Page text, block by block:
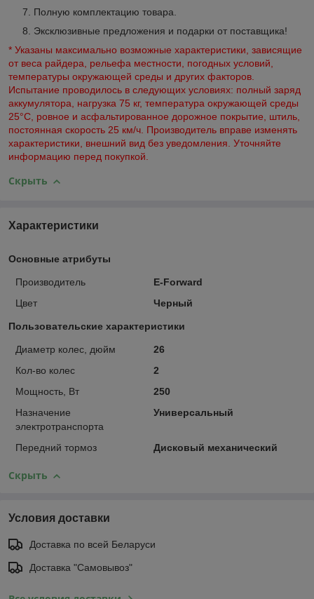
Полную комплектацию товара.
Эксклюзивные предложения и подарки от поставщика!
* Указаны максимально возможные характеристики, зависящие
от веса райдера, рельефа местности, погодных условий,
температуры окружающей среды и других факторов.
Испытание проводилось в следующих условиях: полный заряд
аккумулятора, нагрузка 75 кг, температура окружающей среды
25°C, ровное и асфальтированное дорожное покрытие, штиль,
постоянная скорость 25 км/ч. Производитель вправе изменять
характеристики, внешний вид без уведомления. Уточняйте
информацию перед покупкой.
Скрыть
Характеристики
Основные атрибуты
Производитель
E-Forward
Цвет
Черный
Пользовательские характеристики
Диаметр колес, дюйм
26
Кол-во колес
2
Мощность, Вт
250
Назначение
электротранспорта
Универсальный
Передний тормоз Дисковый механический
Скрыть
Условия доставки
Доставка по всей Беларуси
Доставка "Самовывоз"